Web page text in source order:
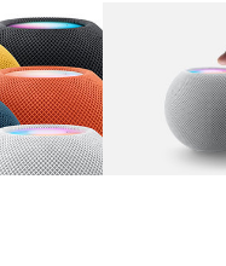
图库 图像 1